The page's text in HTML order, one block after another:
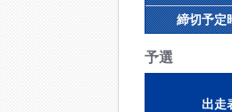
締切予定
予選
出走